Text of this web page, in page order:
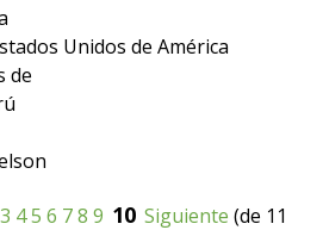
Unidos de América
de
3 45 6 78 9 10 Siguiente (de 11